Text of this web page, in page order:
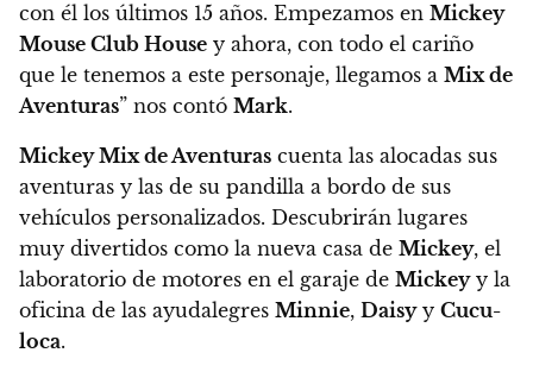
con él los últimos 15 años. Empezamos en Mickey
Mouse Club House y ahora, con todo el cariño
que le tenemos a este personaje, llegamos a Mix de
Aventuras” nos contó Mark.
Mickey Mix de Aventuras cuenta las alocadas sus
aventuras y las de su pandilla a bordo de sus
vehículos personalizados. Descubrirán lugares
muy divertidos como la nueva casa de Mickey, el
laboratorio de motores en el garaje de Mickeyy la
oficina de las ayudalegres Minnie, Daisyy Cucu-
loca.